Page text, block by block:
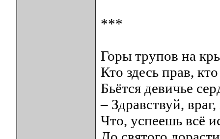
***
Горы трупов на
Кто здесь прав,
Бьётся девичье
– Здравствуй,
Что, успеешь всё